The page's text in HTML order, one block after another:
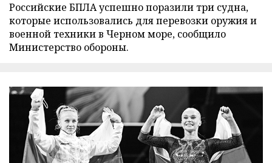
Российские БПЛА успешно поразили три судна,
которые использовались для перевозки оружия и
военной техники в Черном море, сообщило
Министерство обороны.